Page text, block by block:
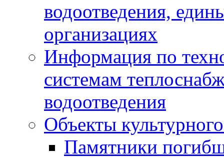
водоотведения,
организациях
Информация по
системам
водоотведения
Объекты
Памятники